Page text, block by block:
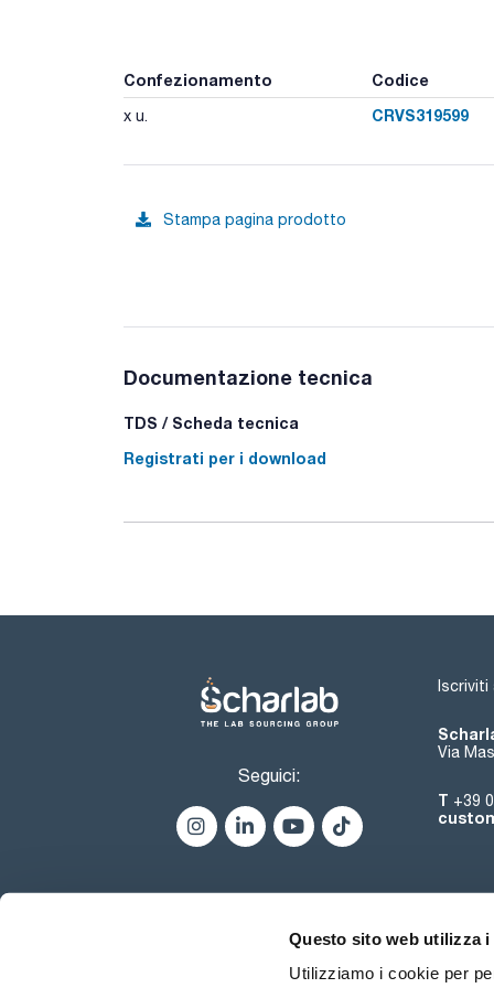
Questo sito web utilizza i
Utilizziamo i cookie per
Confezionamento Codice
x u. CRVS319599
Stampa pagina prodotto
Documentazione tecnica
TDS / Scheda tecnica
Registrati per i download
Seguici:
Via
T +39